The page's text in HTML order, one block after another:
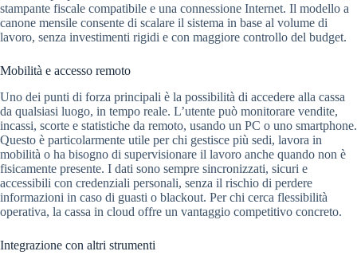
stampante fiscale compatibile e una connessione Internet. Il modello a
canone mensile consente di scalare il sistema in base al volume di
lavoro, senza investimenti rigidi e con maggiore controllo del budget.
Mobilità e accesso remoto
Uno dei punti di forza principali è la possibilità di accedere alla cassa
da qualsiasi luogo, in tempo reale. L’utente può monitorare vendite,
incassi, scorte e statistiche da remoto, usando un PC o uno smartphone.
Questo è particolarmente utile per chi gestisce più sedi, lavora in
mobilità o ha bisogno di supervisionare il lavoro anche quando non è
fisicamente presente. I dati sono sempre sincronizzati, sicuri e
accessibili con credenziali personali, senza il rischio di perdere
informazioni in caso di guasti o blackout. Per chi cerca flessibilità
operativa, la cassa in cloud offre un vantaggio competitivo concreto.
Integrazione con altri strumenti